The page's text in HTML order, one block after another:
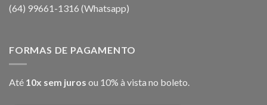
(64) 99661-1316 (Whatsapp)
FORMAS DE PAGAMENTO
Até 10x sem juros ou 10% à vista no boleto.